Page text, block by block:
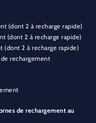
(dont 2 à recharge rapide)
(dont 2 à recharge rapide)
(dont 2 à recharge rapide)
rechargement
de rechargement au